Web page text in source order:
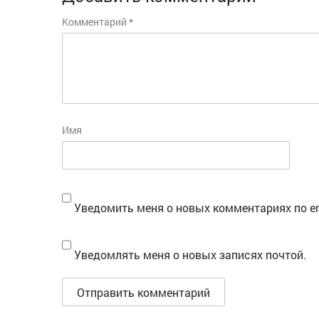
Комментарий *
Имя
Уведомить меня о новых комментариях по
Уведомлять меня о новых записях почтой.